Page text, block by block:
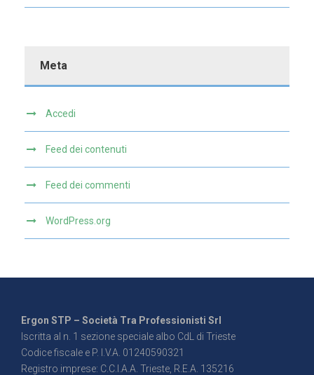
Meta
Accedi
Feed dei contenuti
Feed dei commenti
WordPress.org
Ergon STP – Società Tra Professionisti Srl
Iscritta al n. 1 sezione speciale albo CdL di Trieste
Codice fiscale e P. I.V.A. 01240590321
Registro imprese: C.C.I.A.A. Trieste, R.E.A. 135216